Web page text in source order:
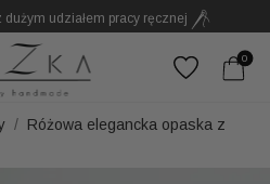
dużym udziałem pracy ręcznej
Nie kolejny dodatek 0
Różowa elegancka opaska z